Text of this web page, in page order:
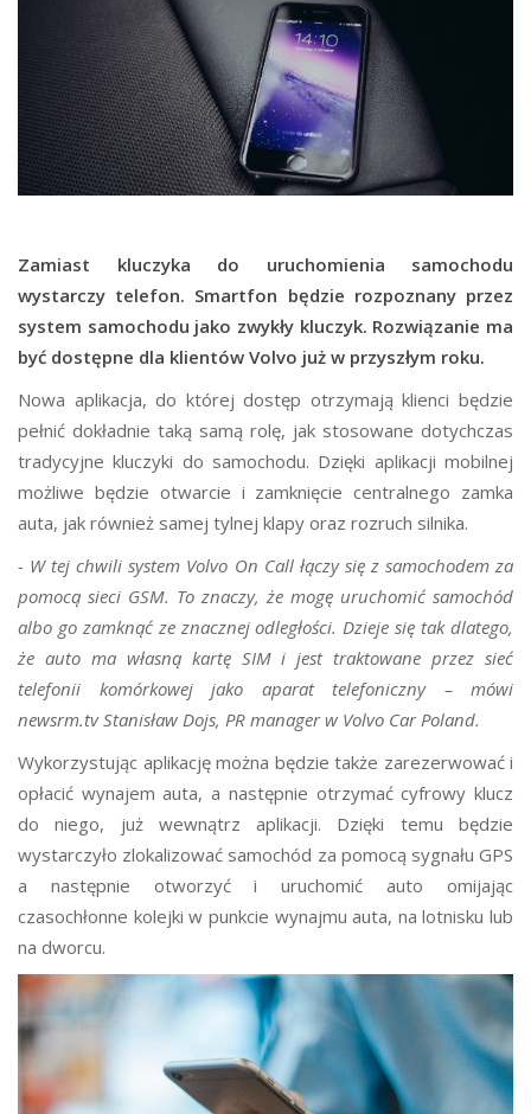
bypoznan.pl
nowiny.media.pl
internetowymarketing.pl
samaprzyjemnosc.pl
wnetrzestyl.pl
Zamiast kluczyka do uruchomienia samochodu
wystarczy telefon. Smartfon będzie rozpoznany przez
system samochodu jako zwykły kluczyk. Rozwiązanie ma
być dostępne dla klientów Volvo już w przyszłym roku.
Nowa aplikacja, do której dostęp otrzymają klienci będzie
pełnić dokładnie taką samą rolę, jak stosowane dotychczas
tradycyjne kluczyki do samochodu. Dzięki aplikacji mobilnej
możliwe będzie otwarcie i zamknięcie centralnego zamka
auta, jak również samej tylnej klapy oraz rozruch silnika.
- W tej chwili system Volvo On Call łączy się z samochodem za
pomocą sieci GSM. To znaczy, że mogę uruchomić samochód
albo go zamknąć ze znacznej odległości. Dzieje się tak dlatego,
że auto ma własną kartę SIM i jest traktowane przez sieć
telefonii komórkowej jako aparat telefoniczny – mówi
newsrm.tv Stanisław Dojs, PR manager w Volvo Car Poland.
Wykorzystując aplikację można będzie także zarezerwować i
opłacić wynajem auta, a następnie otrzymać cyfrowy klucz
do niego, już wewnątrz aplikacji. Dzięki temu będzie
wystarczyło zlokalizować samochód za pomocą sygnału GPS
a następnie otworzyć i uruchomić auto omijając
czasochłonne kolejki w punkcie wynajmu auta, na lotnisku lub
na dworcu.